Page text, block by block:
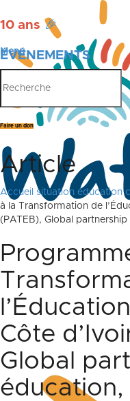
10 ans 🎉
ÉVÉNEMENTS
PUBLICATIONS
Menu
Faire un don
Article
Accueil situation éducation
à la Transformation de
(PATEB), Global
Côte
Global